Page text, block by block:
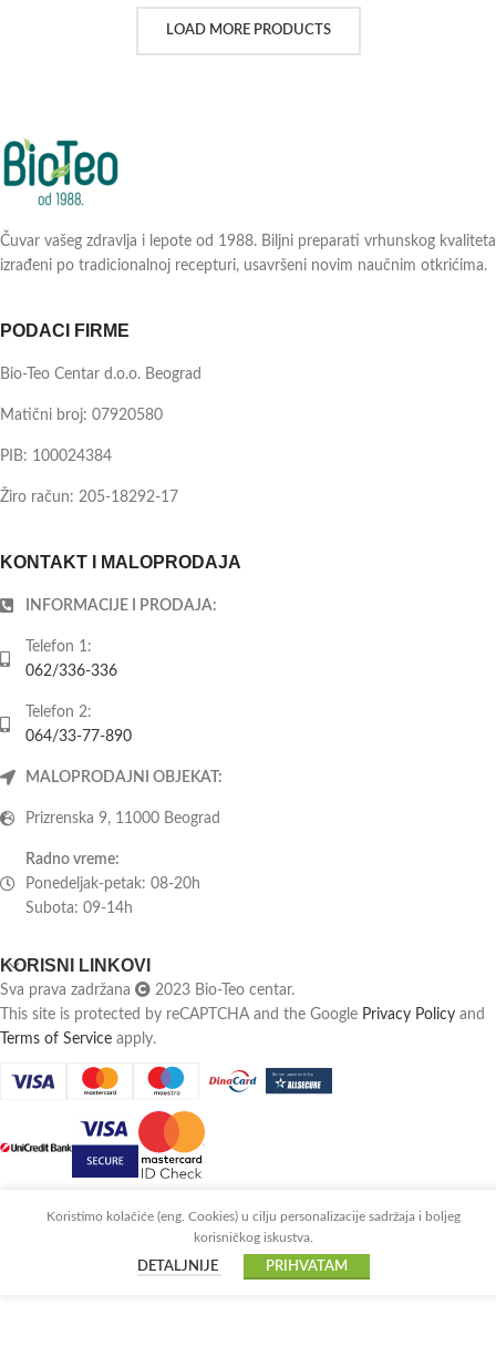
LOAD MORE PRODUCTS
Čuvar vašeg zdravlja i lepote od 1988. Biljni preparati vrhunskog kvaliteta
izrađeni po tradicionalnoj recepturi, usavršeni novim naučnim otkrićima.
PODACI FIRME
Bio-Teo Centar d.o.o. Beograd
Matični broj: 07920580
PIB: 100024384
Žiro račun: 205-18292-17
KONTAKT I MALOPRODAJA
INFORMACIJE I PRODAJA:
Telefon 1:
062/336-336
Telefon 2:
064/33-77-890
MALOPRODAJNI OBJEKAT:
Prizrenska 9, 11000 Beograd
Radno vreme:
Ponedeljak-petak: 08-20h
Subota: 09-14h
KORISNI LINKOVI
Sva prava zadržana
2023 Bio-Teo centar.
This site is protected by reCAPTCHA and the Google Privacy Policy and
Terms of Service apply.
Koristimo kolačiće (eng. Cookies) u cilju personalizacije sadržaja i boljeg
korisničkog iskustva.
DETALJNIJE PRIHVATAM
Biljni komplet br. 1 za
nervni sistem + Biljne
4970RSD
3376RSD
-